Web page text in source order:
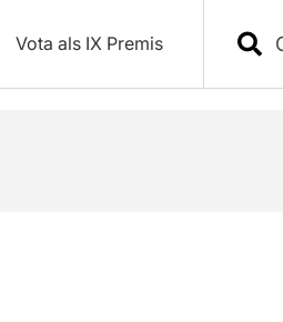
Vota als IX Premis